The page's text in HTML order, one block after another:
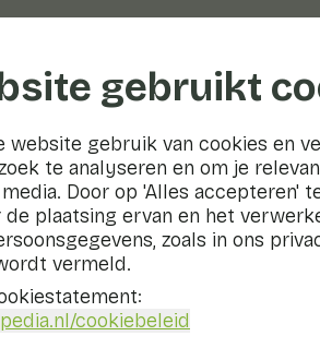
gebruikt
website gebruik van cookies en
te analyseren en om je
Door op 'Alles accepteren'
plaatsing ervan en het
zoals in ons
vermeld.
/cookiebeleid
Recepten